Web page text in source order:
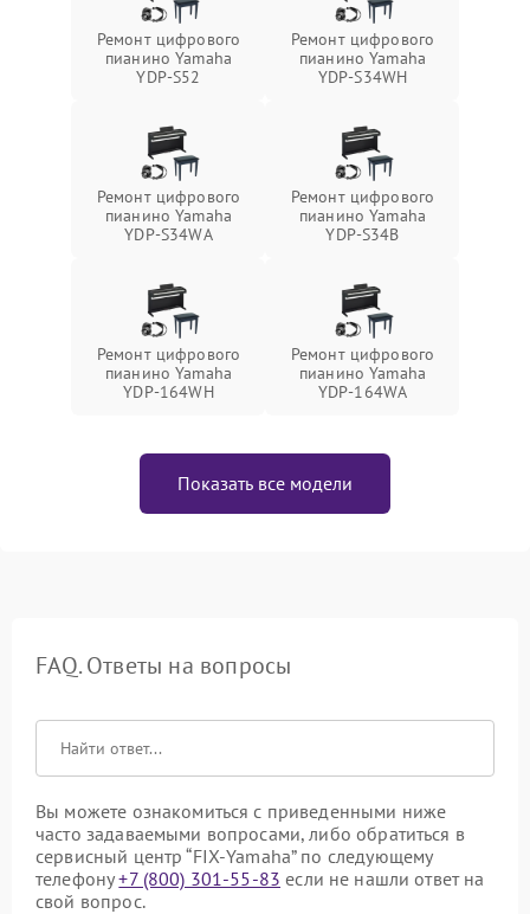
Ремонт цифрового
пианино Yamaha
YDP-S52
Ремонт цифрового
пианино Yamaha
YDP-S34WH
Ремонт цифрового
пианино Yamaha
YDP-S34WA
Ремонт цифрового
пианино Yamaha
YDP-S34B
Ремонт цифрового
пианино Yamaha
YDP-164WH
Ремонт цифрового
пианино Yamaha
YDP-164WA
Показать все модели
FAQ. Ответы на вопросы
Вы можете ознакомиться с приведенными ниже
часто задаваемыми вопросами, либо обратиться в
сервисный центр “FIX-Yamaha” по следующему
телефону+7 (800) 301-55-83 если не нашли ответ на
свой вопрос.